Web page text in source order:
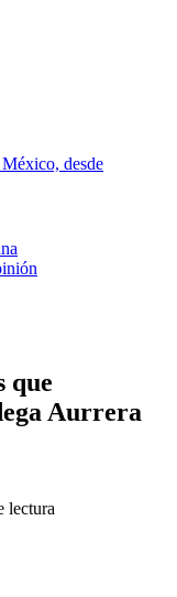
desde
que
Aurrera
lectura